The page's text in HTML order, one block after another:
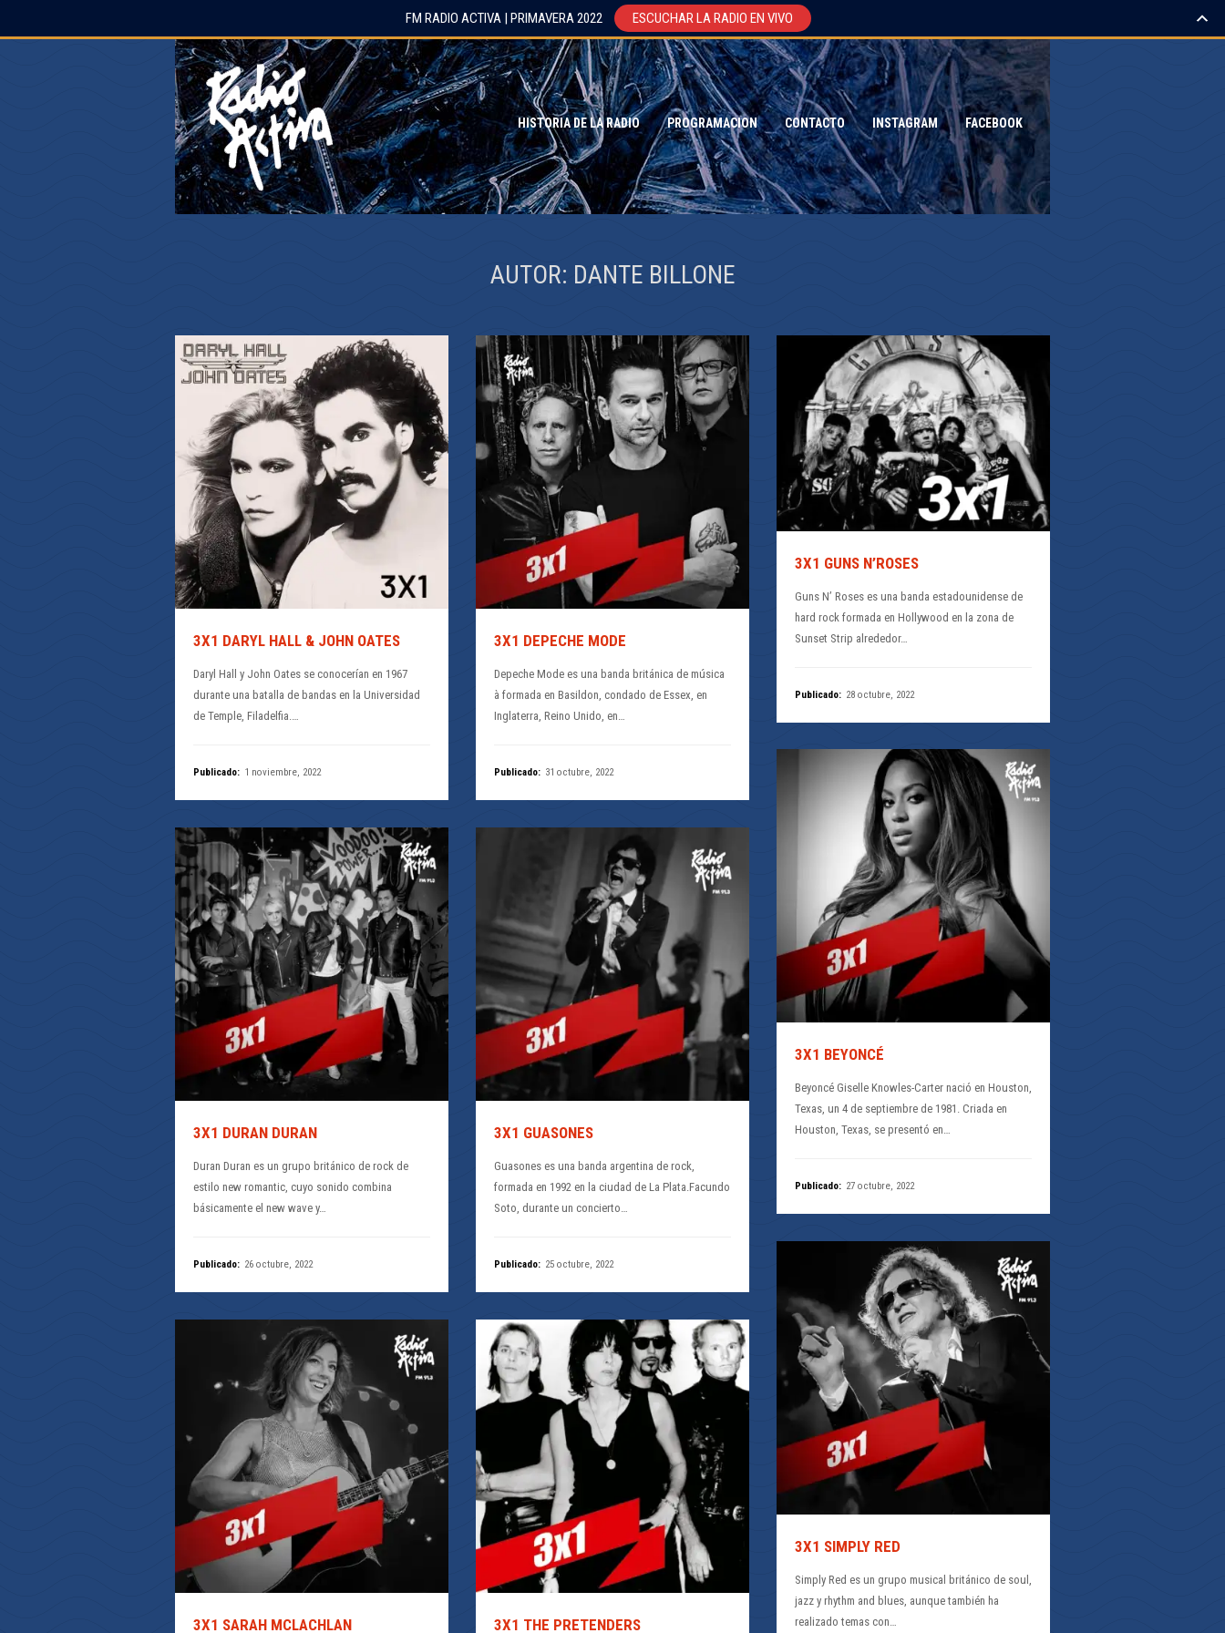
HISTORIA DE LA RADIO PROGRAMACION CONTACTO INSTAGRAM FACEBOOK
AUTOR: DANTE BILLONE
3X1 DARYL HALL & JOHN OATES
Daryl Hall y John Oates se conocerían en 1967
durante una batalla de bandas en la Universidad
de Temple, Filadelfia.…
Publicado: 1 noviembre, 2022
3X1 DEPECHE MODE
Depeche Mode es una banda británica de música
à formada en Basildon, condado de Essex, en
Inglaterra, Reino Unido, en…
Publicado: 31 octubre, 2022
3X1 GUNS N’ROSES
Guns N’ Roses es una banda estadounidense de
hard rock formada en Hollywood en la zona de
Sunset Strip alrededor…
Publicado: 28 octubre, 2022
3X1 BEYONCÉ
Beyoncé Giselle Knowles-Carter nació en Houston,
Texas, un 4 de septiembre de 1981. Criada en
Houston, Texas, se presentó en…
Publicado: 27 octubre, 2022
3X1 DURAN DURAN
Duran Duran es un grupo británico de rock de
estilo new romantic, cuyo sonido combina
básicamente el new wave y…
Publicado: 26 octubre, 2022
3X1 GUASONES
Guasones es una banda argentina de rock,
formada en 1992 en la ciudad de La Plata.Facundo
Soto, durante un concierto…
Publicado: 25 octubre, 2022
3X1 SIMPLY RED
Simply Red es un grupo musical británico de soul,
jazz y rhythm and blues, aunque también ha
realizado temas con…
3X1 SARAH MCLACHLAN 3X1 THE PRETENDERS
FM RADIO ACTIVA | PRIMAVERA 2022 ESCUCHAR LA RADIO EN VIVO